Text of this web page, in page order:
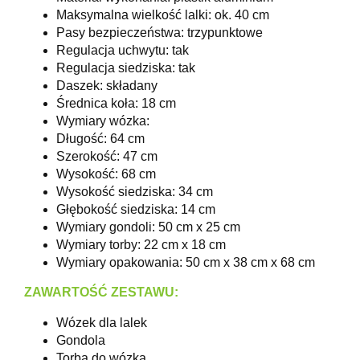
Maksymalna wielkość lalki: ok. 40 cm
Pasy bezpieczeństwa: trzypunktowe
Regulacja uchwytu: tak
Regulacja siedziska: tak
Daszek: składany
Średnica koła: 18 cm
Wymiary wózka:
Długość: 64 cm
Szerokość: 47 cm
Wysokość: 68 cm
Wysokość siedziska: 34 cm
Głębokość siedziska: 14 cm
Wymiary gondoli: 50 cm x 25 cm
Wymiary torby: 22 cm x 18 cm
Wymiary opakowania: 50 cm x 38 cm x 68 cm
ZAWARTOŚĆ ZESTAWU:
Wózek dla lalek
Gondola